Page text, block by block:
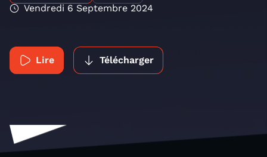
Vendredi 6 Septembre 2024
Lire Télécharger